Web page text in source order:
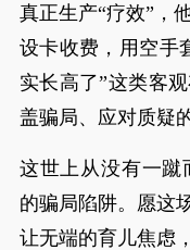
真正生产“疗效”，
设卡收费，用空手
实长高了”这类客
盖骗局、应对质疑
这世上从没有一蹴
的骗局陷阱。愿这
让无端的育儿焦虑